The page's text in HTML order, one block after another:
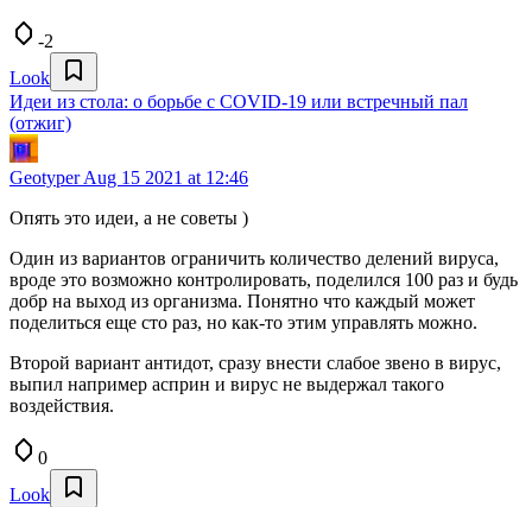
-2
Look
Идеи из стола: о борьбе с COVID-19 или встречный пал
(отжиг)
GeotyperAug 15 2021 at 12:46
Опять это идеи, а не советы )
Один из вариантов ограничить количество делений вируса,
вроде это возможно контролировать, поделился 100 раз и будь
добр на выход из организма. Понятно что каждый может
поделиться еще сто раз, но как-то этим управлять можно.
Второй вариант антидот, сразу внести слабое звено в вирус,
выпил например асприн и вирус не выдержал такого
воздействия.
0
Look